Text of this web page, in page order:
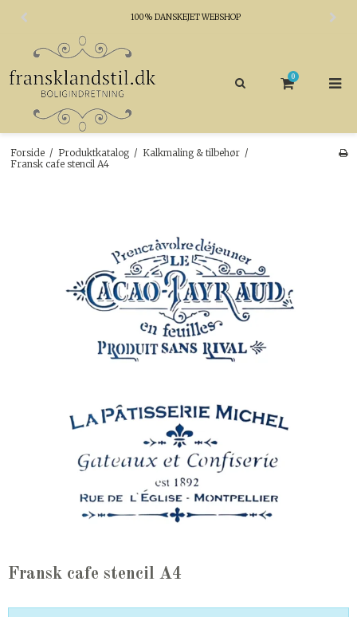
100% DANSKEJET WEBSHOP
0
Forside / Produktkatalog / Kalkmaling & tilbehør /
Fransk cafe stencil A4
Fransk cafe stencil A4